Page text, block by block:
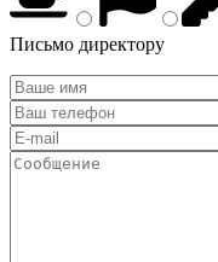
Письмо директору